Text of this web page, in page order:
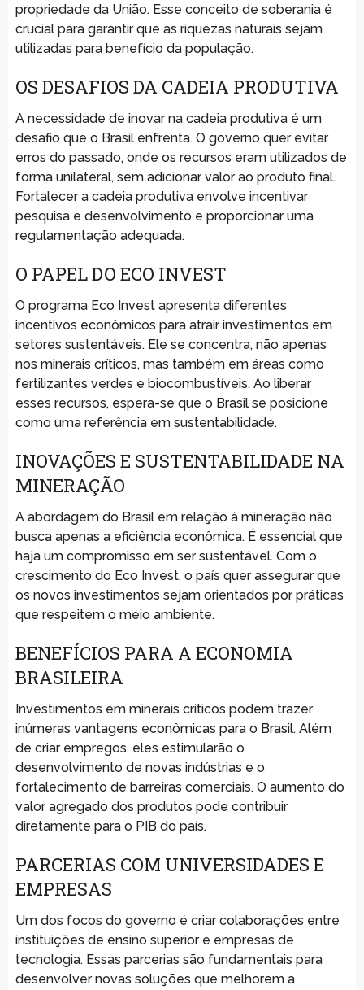
propriedade da União. Esse conceito de soberania é
crucial para garantir que as riquezas naturais sejam
utilizadas para benefício da população.
OS DESAFIOS DA CADEIA PRODUTIVA
A necessidade de inovar na cadeia produtiva é um
desafio que o Brasil enfrenta. O governo quer evitar
erros do passado, onde os recursos eram utilizados de
forma unilateral, sem adicionar valor ao produto final.
Fortalecer a cadeia produtiva envolve incentivar
pesquisa e desenvolvimento e proporcionar uma
regulamentação adequada.
O PAPEL DO ECO INVEST
O programa Eco Invest apresenta diferentes
incentivos econômicos para atrair investimentos em
setores sustentáveis. Ele se concentra, não apenas
nos minerais críticos, mas também em áreas como
fertilizantes verdes e biocombustíveis. Ao liberar
esses recursos, espera-se que o Brasil se posicione
como uma referência em sustentabilidade.
INOVAÇÕES E SUSTENTABILIDADE NA
MINERAÇÃO
A abordagem do Brasil em relação à mineração não
busca apenas a eficiência econômica. É essencial que
haja um compromisso em ser sustentável. Com o
crescimento do Eco Invest, o país quer assegurar que
os novos investimentos sejam orientados por práticas
que respeitem o meio ambiente.
BENEFÍCIOS PARA A ECONOMIA
BRASILEIRA
Investimentos em minerais críticos podem trazer
inúmeras vantagens econômicas para o Brasil. Além
de criar empregos, eles estimularão o
desenvolvimento de novas indústrias e o
fortalecimento de barreiras comerciais. O aumento do
valor agregado dos produtos pode contribuir
diretamente para o PIB do país.
PARCERIAS COM UNIVERSIDADES E
EMPRESAS
Um dos focos do governo é criar colaborações entre
instituições de ensino superior e empresas de
tecnologia. Essas parcerias são fundamentais para
desenvolver novas soluções que melhorem a